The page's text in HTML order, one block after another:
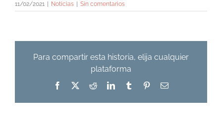
11/02/2021 Noticias Sin comentarios
Para compartir esta historia, elija cualquier
plataforma
Facebook RedditLinkedInTumblr PinterestCorreo